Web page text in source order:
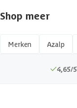
Afwerking
Kopmaat
Shop meer
Merken Azalp
4,65/5